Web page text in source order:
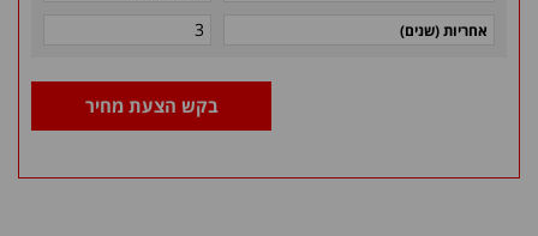
אחריות (שנים) 3
בקש הצעת מחיר